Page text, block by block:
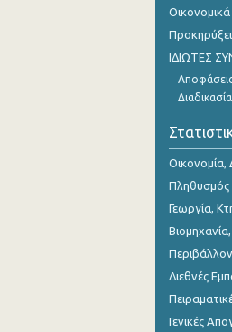
1o
1o
4o
Οικονομικά
ΙΔΙΩΤΕΣ
Οικονομία,
Πληθυσμός
Γεωργία,
Διεθνές
Γενικές